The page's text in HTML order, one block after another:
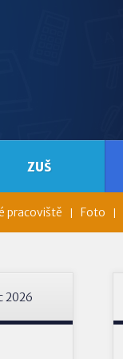
pracoviště Foto
ZUŠ
2026